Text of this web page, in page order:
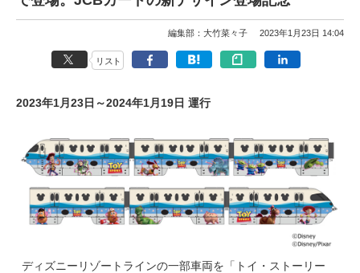
編集部：大竹菜々子 2023年1月23日 14:04
リスト
2023年1月23日～2024年1月19日 運行
ディズニーリゾートラインの一部車両を「トイ・ストーリー